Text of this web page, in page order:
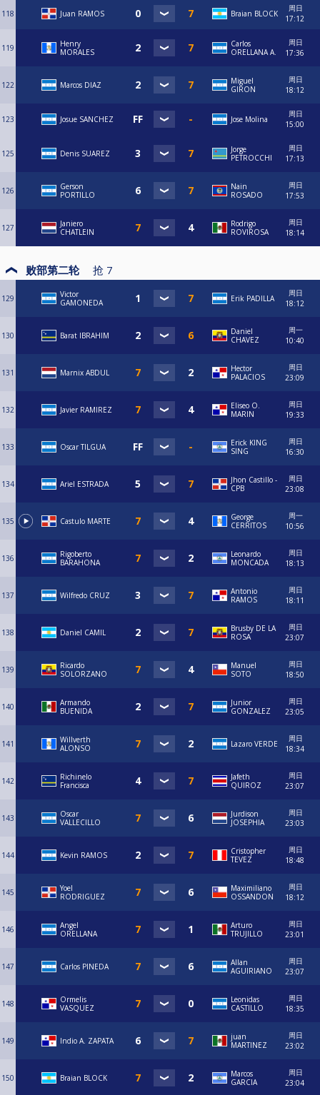
118 Juan RAMOS Braian BLOCK
周日
17:12
119
Henry
MORALES
Carlos
ORELLANA A.
周日
17:36
122 Marcos DIAZ
Miguel
GIRON
周日
18:12
123 Josue SANCHEZ Jose Molina
周日
15:00
125 Denis SUAREZ
Jorge
PETROCCHI
周日
17:13
126
Gerson
PORTILLO
Nain
ROSADO
周日
17:53
127
Janiero
CHATLEIN
Rodrigo
ROVIROSA
周日
18:14
败部第二轮 抢 7
129
Victor
GAMONEDA
Erik PADILLA
周日
18:12
130 Barat IBRAHIM
Daniel
CHAVEZ
周一
10:40
131 Marnix ABDUL
Hector
PALACIOS
周日
23:09
132 Javier RAMIREZ
Eliseo O.
MARIN
周日
19:33
133 Oscar TILGUA
Erick KING
SING
周日
16:30
134 Ariel ESTRADA
Jhon Castillo -
CPB
周日
23:08
135 Castulo MARTE
George
CERRITOS
周一
10:56
136
Rigoberto
BARAHONA
Leonardo
MONCADA
周日
18:13
137 Wilfredo CRUZ
Antonio
RAMOS
周日
18:11
138 Daniel CAMIL
Brusby DE LA
ROSA
周日
23:07
139
Ricardo
SOLORZANO
Manuel
SOTO
周日
18:50
140
Armando
BUENIDA
Junior
GONZALEZ
周日
23:05
141
Willverth
ALONSO
Lazaro VERDE
周日
18:34
142
Richinelo
Francisca
Jafeth
QUIROZ
周日
23:07
143
Oscar
VALLECILLO
Jurdison
JOSEPHIA
周日
23:03
144 Kevin RAMOS
Cristopher
TEVEZ
周日
18:48
145
Yoel
RODRIGUEZ
Maximiliano
OSSANDON
周日
18:12
146
Angel
ORELLANA
Arturo
TRUJILLO
周日
23:01
147 Carlos PINEDA
Allan
AGUIRIANO
周日
23:07
148
Ormelis
VASQUEZ
Leonidas
CASTILLO
周日
18:35
149 Indio A. ZAPATA
juan
MARTINEZ
周日
23:02
150 Braian BLOCK
Marcos
GARCIA
周日
23:04